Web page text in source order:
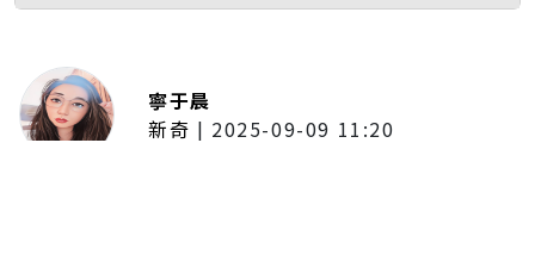
寧于晨
新奇 | 2025-09-09 11:20